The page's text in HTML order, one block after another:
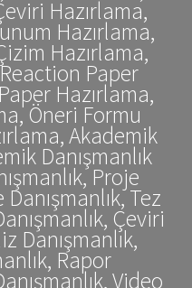
Hazırlama,
Hazırlama,
Hazırlama,
Paper
Hazırlama,
Öneri Formu
Akademik
Danışmanlık
Proje
Tez
Çeviri
Danışmanlık,
Rapor
Video